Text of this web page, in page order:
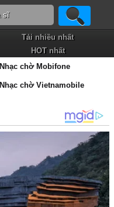
Tải nhiều nhất
HOT nhất
Nhạc chờ Mobifone
Nhạc chờ Vietnamobile